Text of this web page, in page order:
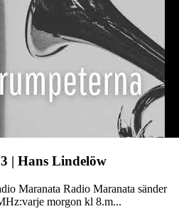
| Hans Lindelöw
Maranata Radio Maranata sänder
morgon kl 8.m...